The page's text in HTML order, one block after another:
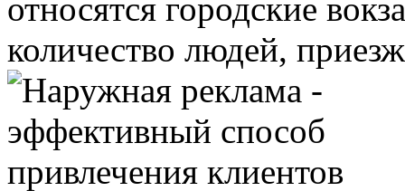
относятся городские
количество людей,